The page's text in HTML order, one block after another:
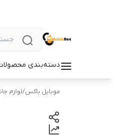
دسته‌بندی
موبایل باکس/لوازم